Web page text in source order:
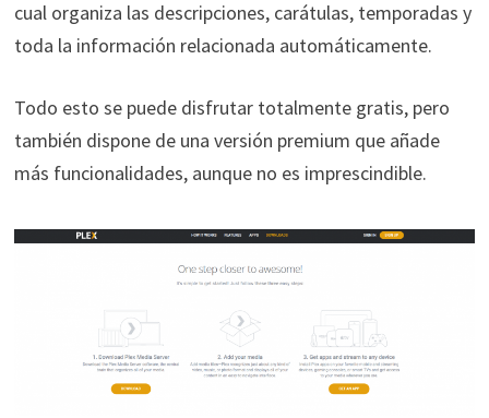
cual organiza las descripciones, carátulas, temporadas y
toda la información relacionada automáticamente.
Todo esto se puede disfrutar totalmente gratis, pero
también dispone de una versión premium que añade
más funcionalidades, aunque no es imprescindible.